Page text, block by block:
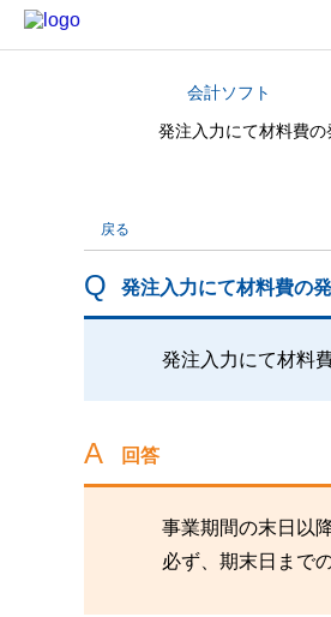
カテゴリから探す
会計ソフト
発注入力にて材料費の
戻る
発注入力にて材料費の
発注入力にて材料
回答
事業期間の末日以
必ず、期末日まで